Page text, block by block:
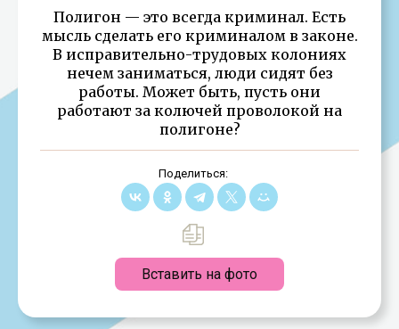
Полигон — это всегда криминал. Есть
мысль сделать его криминалом в законе.
В исправительно-трудовых колониях
нечем заниматься, люди сидят без
работы. Может быть, пусть они
работают за колючей проволокой на
полигоне?
Поделиться:
Вставить на фото